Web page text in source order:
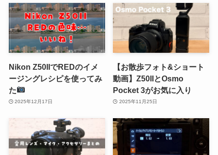
Nikon Z50IIでREDのイメ
ージングレシピを使ってみ
た
2025年12月17日
【お散歩フォト&ショート
動画】Z50IIとOsmo
Pocket 3がお気に入り
2025年11月25日